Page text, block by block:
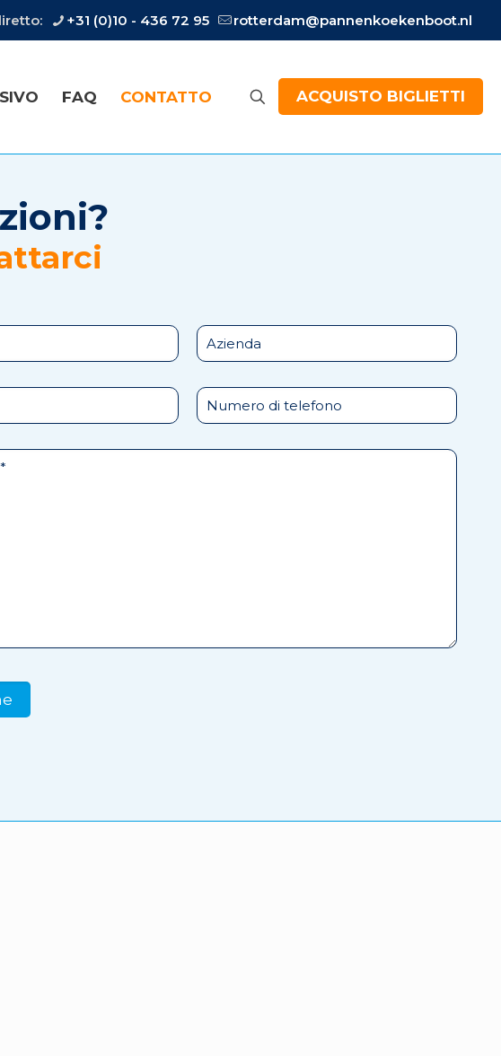
+31 (0)10 - 436 72 95 rotterdam@pannenkoekenboot.nl
FAQ CONTATTO ACQUISTO BIGLIETTI